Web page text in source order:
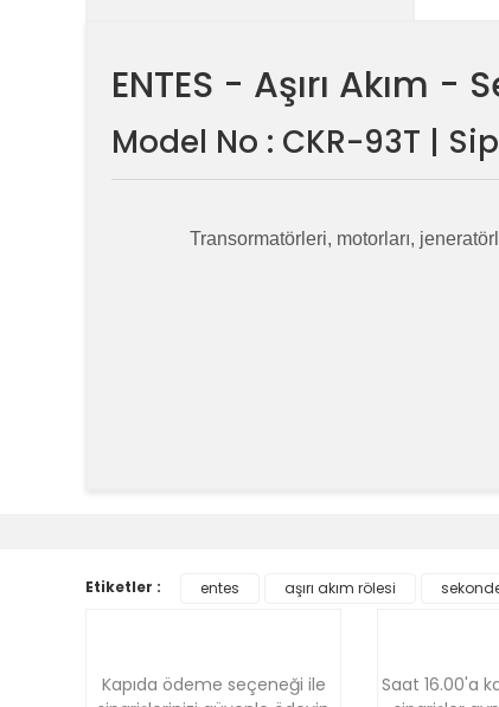
ENTES - Aşırı Akım
Model No : CKR-93T |
Transormatörleri, motorları,
Ürün fiyatı diğer sitelerden daha pahalı.
Etiketler : entes aşırı akım rölesi
Kapıda ödeme seçeneği ile
Saat 16.00'a